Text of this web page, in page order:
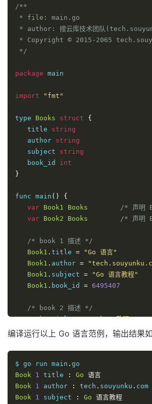
/**
* file: main.go
* author: 搜云库技术团队
* Copyright © 2015-2065
*/
package main
import "fmt"
type Books struct
{
   title
string
   author
string
   subject
string
   book_id
int
}
func main ()
{
var Book1 Books
/* 声明
var Book2 Books /* 声明
/* book 1 描述 */
Book1 . title =
"Go 语言"
Book1 . author =
Book1 . subject =
"Go 语言教程"
Book1 . book_id = 6495407
/* book 2 描述 */
Book2.title = "Python 教程"
Book2 .author =
Book2.book_id = 6495700
/* 打印 Book1 信息 */
   fmt
Printf "Book 1 title :
   fmt
Printf( "Book 1 author :
编译运行以上 Go 语言范例，输出结果
$ go run main .
Book 1 title : Go 语言
Book 1 author : tech . souyunku .
Book 1 subject : Go 语言教程